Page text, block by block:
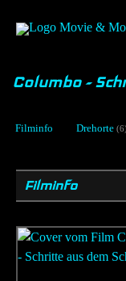
Columbo -
Filminfo Drehorte (6)
Filminfo